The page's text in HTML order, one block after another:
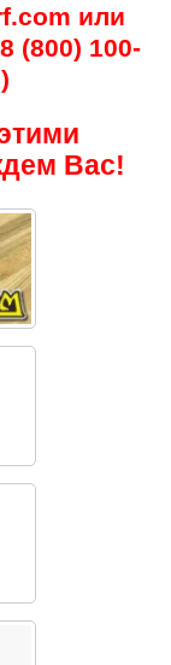
или
(800) 100-
Вас!